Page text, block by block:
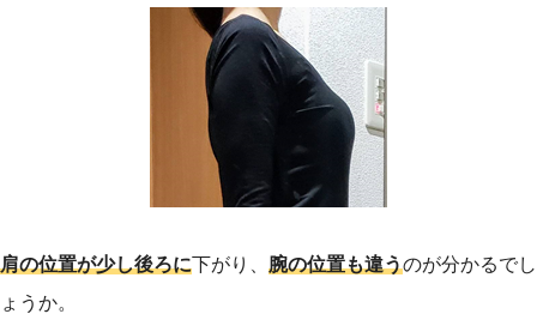
肩の位置が少し後ろに下がり、 腕の位置も違うのが分かるでし
ょうか。